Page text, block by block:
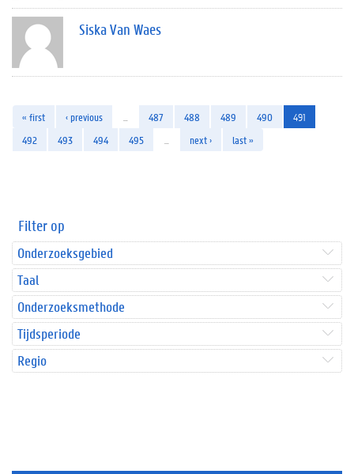
Siska Van Waes
« first ‹ previous 487 488 489 490
491
492
493 494 495 next › last »
Filter op
Onderzoeksgebied
Taal
Onderzoeksmethode
Tijdsperiode
Regio